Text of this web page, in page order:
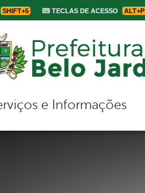
SHIFT+5 TECLAS DE ACESSO ALT+P
principal de navegação
e Informações